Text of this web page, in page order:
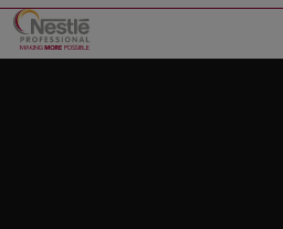
Skip